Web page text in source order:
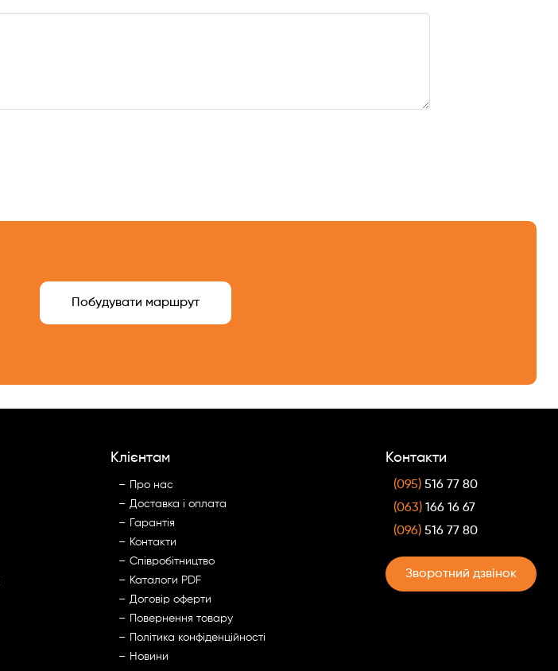
Побудувати маршрут
Клієнтам
Про нас
Доставка і оплата
Гарантія
Контакти
Cпівробітництво
Каталоги PDF
Договір оферти
Повернення товару
Політика конфіденційності
Новини
Контакти
(095) 516 77 80
(063) 166 16 67
(096) 516 77 80
Зворотний дзвінок